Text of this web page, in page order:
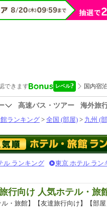
高速バス・ツアー
海外旅
ランキング> 全国 (部屋) > 九州 (
ル ランキング 東京 ホテル ラン
行向け 人気ホテル・旅
・旅館】【友達旅行向け】【部